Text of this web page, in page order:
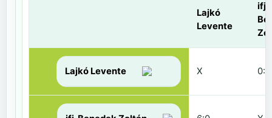
Lajkó
Levente
ifj.
Lajkó Levente X 0:6